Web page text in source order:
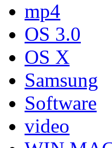
mp4
OS 3.0
OS X
Samsung
Software
video